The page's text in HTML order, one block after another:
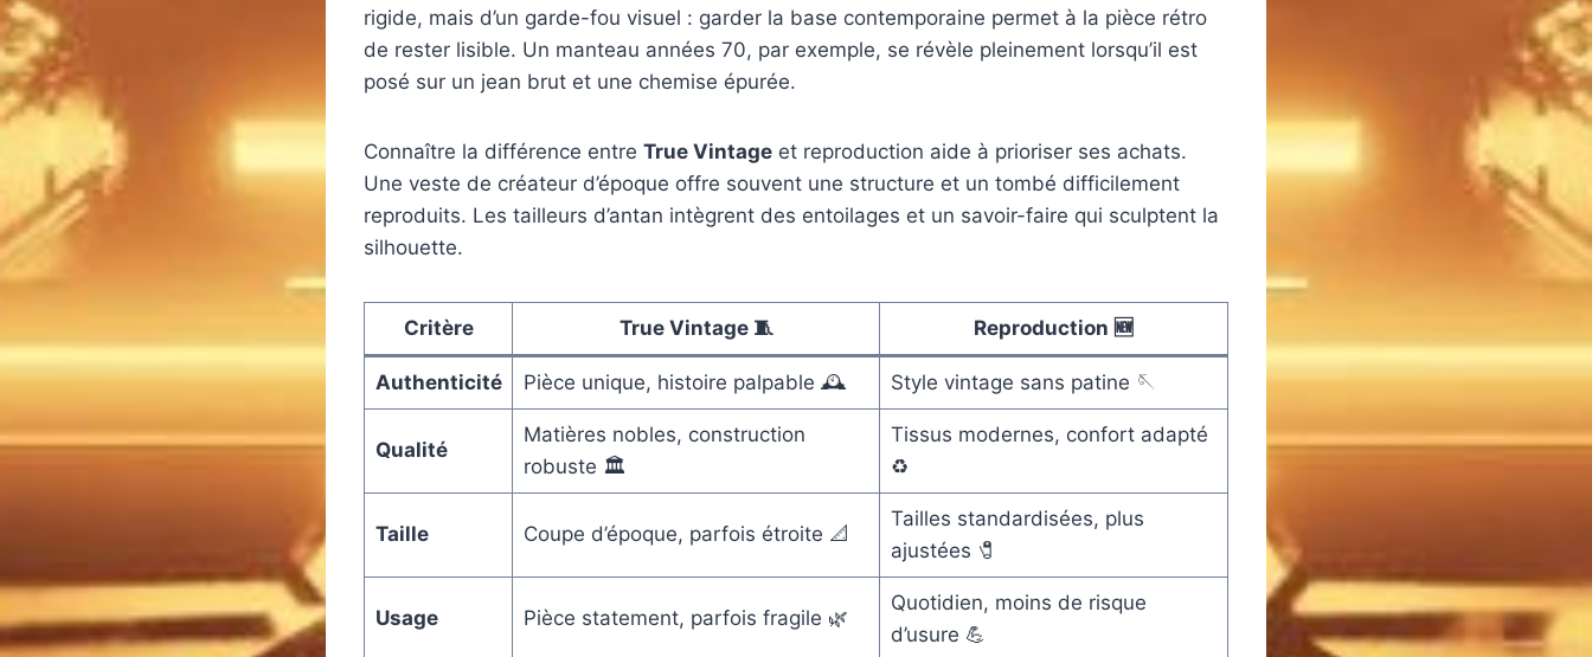
rigide, mais d’un garde-fou visuel : garder la base contemporaine permet à la pièce rétro
de rester lisible. Un manteau années 70, par exemple, se révèle pleinement lorsqu’il est
posé sur un jean brut et une chemise épurée.
Connaître la différence entre True Vintage et reproduction aide à prioriser ses achats.
Une veste de créateur d’époque offre souvent une structure et un tombé difficilement
reproduits. Les tailleurs d’antan intègrent des entoilages et un savoir-faire qui sculptent la
silhouette.
Critère True Vintage 🧵 Reproduction 🆕
Authenticité Pièce unique, histoire palpable 🕰️ Style vintage sans patine 🪡
Qualité
Matières nobles, construction
robuste 🏛️
Tissus modernes, confort adapté
♻️
Taille Coupe d’époque, parfois étroite 📐
Tailles standardisées, plus
ajustées 🧷
Usage Pièce statement, parfois fragile 🌿
Quotidien, moins de risque
d’usure 💪